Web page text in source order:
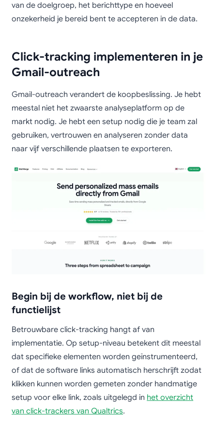
van de doelgroep, het berichttype en hoeveel
onzekerheid je bereid bent te accepteren in de data.
Click-tracking implementeren in je
Gmail-outreach
Gmail-outreach verandert de koopbeslissing. Je hebt
meestal niet het zwaarste analyseplatform op de
markt nodig. Je hebt een setup nodig die je team zal
gebruiken, vertrouwen en analyseren zonder data
naar vijf verschillende plaatsen te exporteren.
Begin bij de workflow, niet bij de
functielijst
Betrouwbare click-tracking hangt af van
implementatie. Op setup-niveau betekent dit meestal
dat specifieke elementen worden geïnstrumenteerd,
of dat de software links automatisch herschrijft zodat
klikken kunnen worden gemeten zonder handmatige
setup voor elke link, zoals uitgelegd in het overzicht
van click-trackers van Qualtrics.